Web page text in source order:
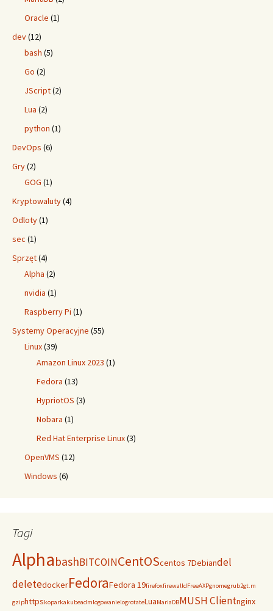
Oracle (1)
dev(12)
bash (5)
Go (2)
JScript(2)
Lua (2)
python (1)
DevOps (6)
Gry(2)
GOG (1)
Kryptowaluty(4)
Odloty(1)
sec (1)
Sprzęt(4)
Alpha (2)
nvidia (1)
Raspberry Pi (1)
Systemy Operacyjne (55)
Linux(39)
Amazon Linux 2023 (1)
Fedora (13)
HypriotOS (3)
Nobara (1)
Red Hat Enterprise Linux(3)
OpenVMS (12)
Windows (6)
Tagi
AlphabashBITCOINCentOScentos 7Debiandel
deletedockerFedoraFedora 19firefoxfirewalldFreeAXPgnomegrub2gt.m
gziphttpskoparkakubeadmlogowanielogrotateLuaMariaDBMUSH Clientnginx